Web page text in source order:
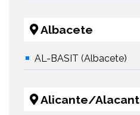
Albacete
AL-BASIT (Albacete)
Alicante/Alacant